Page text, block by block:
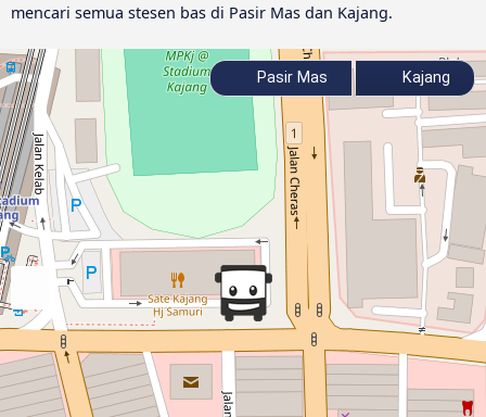
mencari semua stesen bas di Pasir Mas dan Kajang.
Pasir Mas Kajang